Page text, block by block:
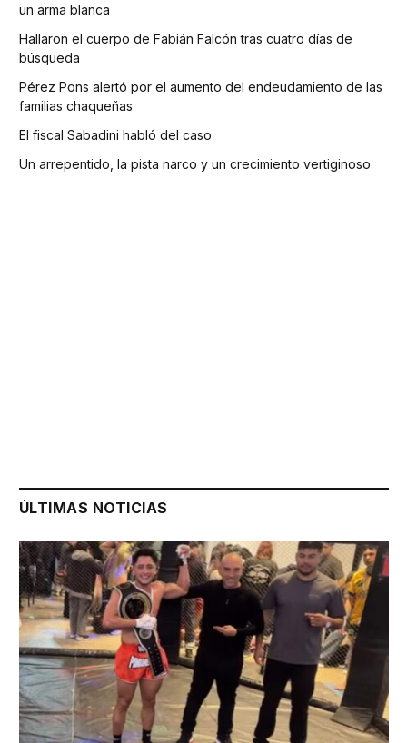
un arma blanca
Hallaron el cuerpo de Fabián Falcón tras cuatro días de
búsqueda
Pérez Pons alertó por el aumento del endeudamiento de las
familias chaqueñas
El fiscal Sabadini habló del caso
Un arrepentido, la pista narco y un crecimiento vertiginoso
ÚLTIMAS NOTICIAS